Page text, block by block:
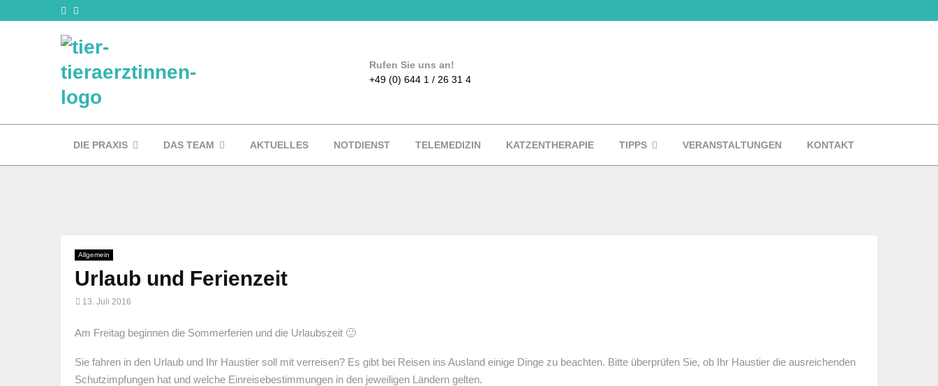
Rufen Sie uns an!
+49 (0) 644 1 / 26 31 4
DIE PRAXIS DAS TEAM AKTUELLES NOTDIENST TELEMEDIZIN KATZENTHERAPIE TIPPS VERANSTALTUNGEN KONTAKT
Allgemein
Urlaub und Ferienzeit
13. Juli 2016
Am Freitag beginnen die Sommerferien und die Urlaubszeit 🙂
Sie fahren in den Urlaub und Ihr Haustier soll mit verreisen? Es gibt bei Reisen ins Ausland einige Dinge zu beachten. Bitte überprüfen Sie, ob Ihr Haustier die ausreichenden
Schutzimpfungen hat und welche Einreisebestimmungen in den jeweiligen Ländern gelten.